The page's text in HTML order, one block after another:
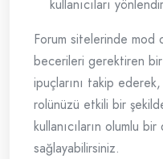
kullanıcıları
Forum sitelerinde mod
becerileri gerektiren
ipuçlarını takip
rolünüzü etkili bir
kullanıcıların olumlu bir
sağlayabilirsiniz.